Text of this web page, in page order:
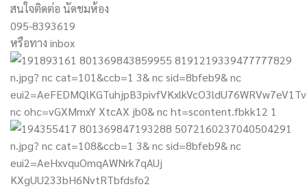
สนใจติดต่อ นัดชมห้อง
095-8393619
หรือทาง inbox